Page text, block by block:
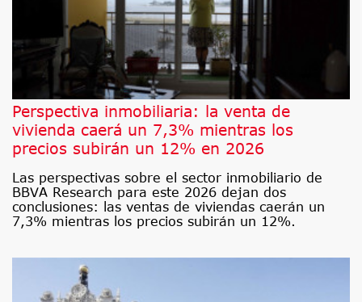
Perspectiva inmobiliaria: la venta de
vivienda caerá un 7,3% mientras los
precios subirán un 12% en 2026
Las perspectivas sobre el sector inmobiliario de
BBVA Research para este 2026 dejan dos
conclusiones: las ventas de viviendas caerán un
7,3% mientras los precios subirán un 12%.